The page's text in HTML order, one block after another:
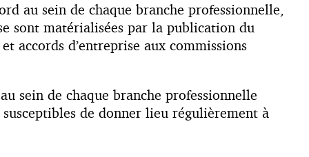
au sein de chaque branche professionnelle,
sont matérialisées par la publication du
accords d’entreprise aux commissions
sein de chaque branche professionnelle
de donner lieu régulièrement à